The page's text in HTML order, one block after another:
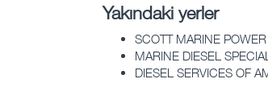
Yakındaki yerler
SCOTT MARINE
MARINE DIESEL
DIESEL SERVICES OF